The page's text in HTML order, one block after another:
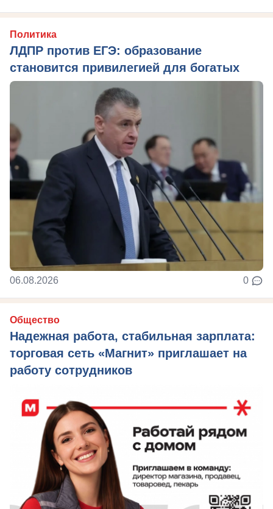
Политика
ЛДПР против ЕГЭ: образование
становится привилегией для богатых
06.08.2026 0
Общество
Надежная работа, стабильная зарплата:
торговая сеть «Магнит» приглашает на
работу сотрудников